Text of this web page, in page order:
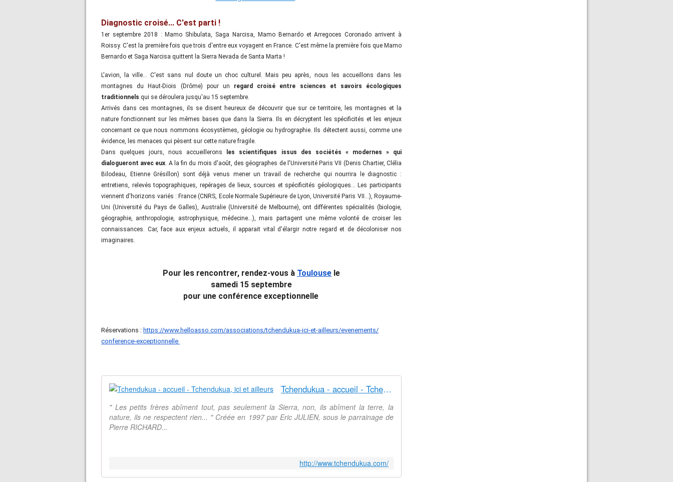
Diagnostic croisé... C'est parti !
1er septembre 2018 : Mamo Shibulata, Saga Narcisa, Mamo Bernardo et Arregoces Coronado arrivent à
Roissy. C'est la première fois que trois d'entre eux voyagent en France. C'est même la première fois que Mamo
Bernardo et Saga Narcisa quittent la Sierra Nevada de Santa Marta !
L'avion, la ville... C'est sans nul doute un choc culturel. Mais peu après, nous les accueillons dans les
montagnes du Haut-Diois (Drôme) pour un regard croisé entre sciences et savoirs écologiques
traditionnels qui se déroulera jusqu'au 15 septembre.
Arrivés dans ces montagnes, ils se disent heureux de découvrir que sur ce territoire, les montagnes et la
nature fonctionnent sur les mêmes bases que dans la Sierra. Ils en décryptent les spécificités et les enjeux
concernant ce que nous nommons écosystèmes, géologie ou hydrographie. Ils détectent aussi, comme une
évidence, les menaces qui pèsent sur cette nature fragile.
Dans quelques jours, nous accueillerons
les scientifiques issus des sociétés « modernes » qui
dialogueront avec eux. A la fin du mois d'août, des géographes de l'Université Paris VII (Denis Chartier, Clélia
Bilodeau, Etienne Grésillon) sont déjà venus mener un travail de recherche qui nourrira le diagnostic :
entretiens, relevés topographiques, repérages de lieux, sources et spécificités géologiques... Les participants
viennent d'horizons variés : France (CNRS, Ecole Normale Supérieure de Lyon, Université Paris VII...), Royaume-
Uni (Université du Pays de Galles), Australie (Université de Melbourne), ont différentes spécialités (biologie,
géographie, anthropologie, astrophysique, médecine...), mais partagent une même volonté de croiser les
connaissances. Car, face aux enjeux actuels, il apparait vital d'élargir notre regard et de décoloniser nos
imaginaires.
Pour les rencontrer, rendez-vous à Toulouse le
samedi 15 septembre
pour une conférence exceptionnelle
Réservations : https://www.helloasso.com/associations/tchendukua-ici-et-ailleurs/evenements/
conference-exceptionnelle
Tchendukua - accueil - Tchendukua, ici et ailleurs
" Les petits frères abîment tout, pas seulement la Sierra, non, ils abîment la terre, la
nature, ils ne respectent rien... " Créée en 1997 par Eric JULIEN, sous le parrainage de
Pierre RICHARD...
http://www.tchendukua.com/